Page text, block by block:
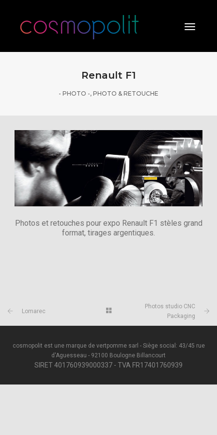
Toggle
Renault F1
- PHOTO -, PHOTO & RETOUCHE
Photos et retouches pour expo Renault F1 stèles grand
format, tirages argentiques.
Lomarec
Photos studio CNC
Packaging
cosmopolit est une marque de vertpomme sarl - Siège social: 43/45 rue
d'Aguesseau - 92100 Boulogne Billancourt
SIRET 401760939000337 - TVA FR17401760939